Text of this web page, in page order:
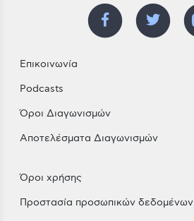
Επικοινωνία
Podcasts
Όροι Διαγωνισμών
Αποτελέσματα Διαγωνισμών
Όροι χρήσης
Προστασία προσωπικών δεδομένων